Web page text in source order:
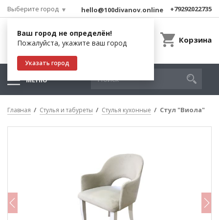
Выберите город
Ваш город не определён!
Пожалуйста, укажите ваш город
Указать город
hello@100divanov.online +79292022735
Корзина
МЕНЮ
Главная Стулья и табуреты Стулья кухонные Стул "Виола"